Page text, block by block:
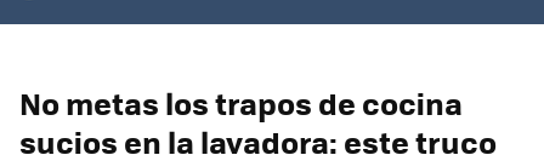
No metas los trapos de cocina
sucios en la lavadora: este truco